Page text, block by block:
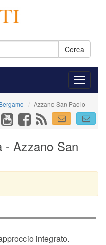
Cerca
Azzano San Paolo
- Azzano San
integrato.